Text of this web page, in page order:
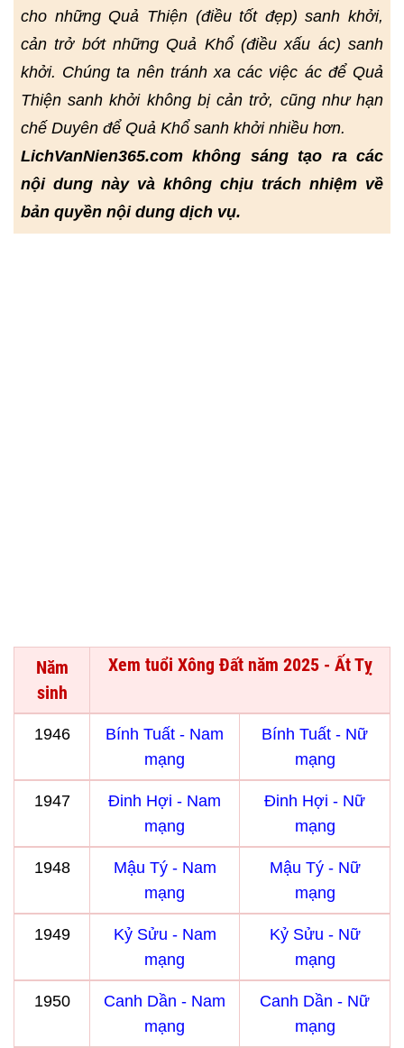
cho những Quả Thiện (điều tốt đẹp) sanh khởi,
cản trở bớt những Quả Khổ (điều xấu ác) sanh
khởi. Chúng ta nên tránh xa các việc ác để Quả
Thiện sanh khởi không bị cản trở, cũng như hạn
chế Duyên để Quả Khổ sanh khởi nhiều hơn.
LichVanNien365.com không sáng tạo ra các
nội dung này và không chịu trách nhiệm về
bản quyền nội dung dịch vụ.
Năm
sinh
Xem tuổi Xông Đất năm 2025 - Ất Tỵ
1946
Bính Tuất - Nam
mạng
Bính Tuất - Nữ
mạng
1947
Đinh Hợi - Nam
mạng
Đinh Hợi - Nữ
mạng
1948
Mậu Tý - Nam
mạng
Mậu Tý - Nữ
mạng
1949
Kỷ Sửu - Nam
mạng
Kỷ Sửu - Nữ
mạng
1950
Canh Dần - Nam
mạng
Canh Dần - Nữ
mạng